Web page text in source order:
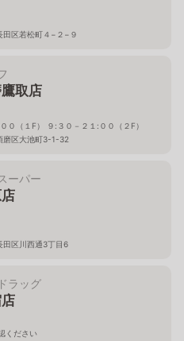
田区若松町４−２−９
取店
０（１F） ９:３０－２１:００（２F）
磨区大池町3-1-32
ーパー
田区川西通3丁目6
ラッグ
ください